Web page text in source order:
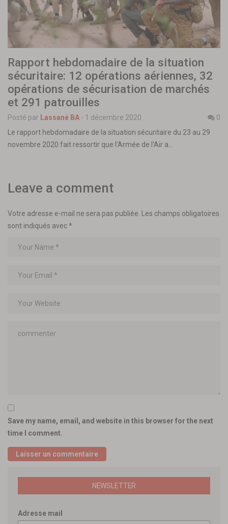
Rapport hebdomadaire de la situation
sécuritaire: 12 opérations aériennes, 32
opérations de sécurisation de marchés
et 291 patrouilles
Posté par Lassané BA - 1 décembre 2020
0
Le rapport hebdomadaire de la situation sécuritaire du 23 au 29
novembre 2020 fait ressortir que l’Armée de l’Air a…
Leave a comment
Votre adresse e-mail ne sera pas publiée.
Les champs obligatoires
sont indiqués avec*
Save my name, email, and website in this browser for the next
time I comment.
NEWSLETTER
Adresse mail